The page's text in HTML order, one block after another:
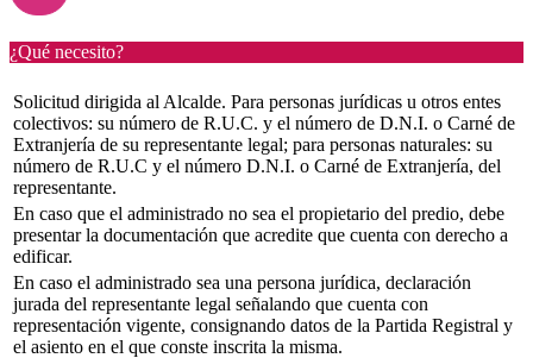
¿Qué necesito?
Solicitud dirigida al Alcalde. Para personas jurídicas u otros entes
colectivos: su número de R.U.C. y el número de D.N.I. o Carné de
Extranjería de su representante legal; para personas naturales: su
número de R.U.C y el número D.N.I. o Carné de Extranjería, del
representante.
En caso que el administrado no sea el propietario del predio, debe
presentar la documentación que acredite que cuenta con derecho a
edificar.
En caso el administrado sea una persona jurídica, declaración
jurada del representante legal señalando que cuenta con
representación vigente, consignando datos de la Partida Registral y
el asiento en el que conste inscrita la misma.